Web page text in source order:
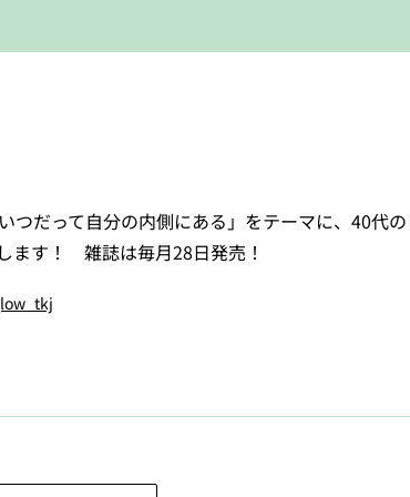
つだって自分の内側にある」をテーマに、40代
ます！ 雑誌は毎月28日発売！